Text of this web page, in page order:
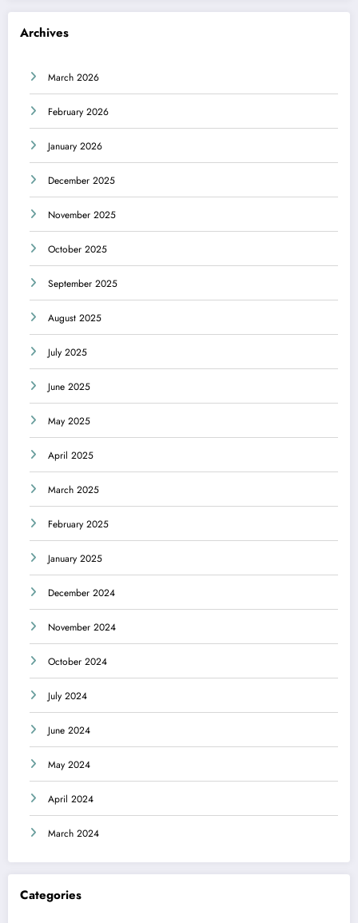
Archives
March 2026
February 2026
January 2026
December 2025
November 2025
October 2025
September 2025
August 2025
July 2025
June 2025
May 2025
April 2025
March 2025
February 2025
January 2025
December 2024
November 2024
October 2024
July 2024
June 2024
May 2024
April 2024
March 2024
Categories